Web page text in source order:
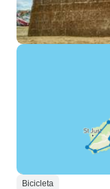
Bicicleta